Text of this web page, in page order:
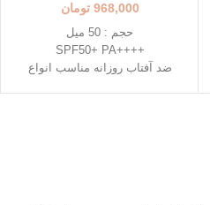
968,000 تومان
حجم : 50 میل
++++SPF50+ PA
ضد آفتاب روزانه مناسب انواع